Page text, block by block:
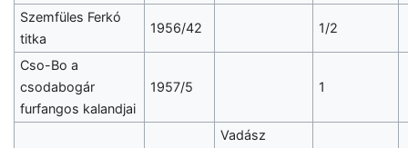
Szemfüles Ferkó
titka
1956/42 1/2
Cso-Bo a
csodabogár
furfangos kalandjai
1957/5 1
Vadász